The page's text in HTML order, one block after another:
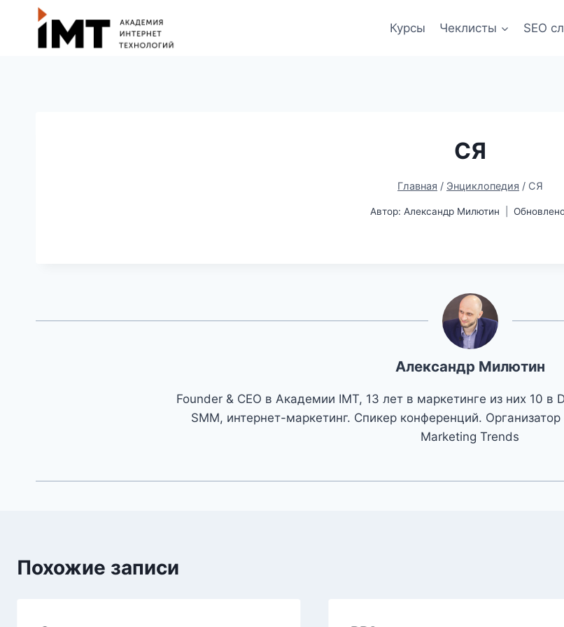
Курсы Чеклисты SEO
СЯ
Главная / Энциклопедия / СЯ
Автор: Александр Милютин
Александр Милютин
Founder & CEO в Академии IMT, 13 лет в маркетинге из них 10 в
SMM, интернет-маркетинг. Спикер конференций.
Marketing Trends
Похожие записи